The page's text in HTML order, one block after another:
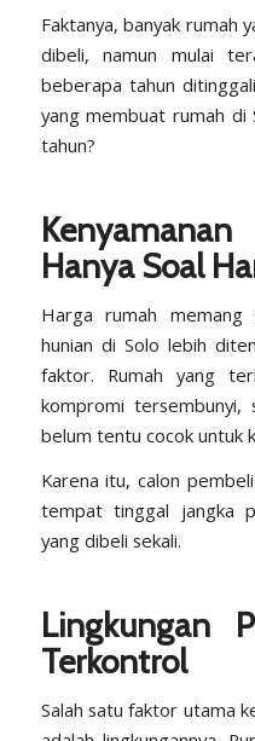
Faktanya, banyak rumah
dibeli, namun mulai
beberapa tahun
yang membuat rumah di
tahun?
Hanya Soal
Harga rumah memang
hunian di Solo lebih
faktor. Rumah yang
kompromi tersembunyi,
belum tentu cocok untuk
Karena itu, calon
tempat tinggal jangka
yang dibeli sekali.
Lingkungan
Terkontrol
Salah satu faktor utama